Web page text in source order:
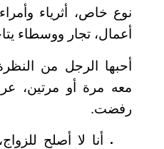
نوع خاص، أثرياء
أعمال، تجار ووسطاء
أحبها الرجل من
معه مرة أو مرتين،
رفضت.
أنا لا أصلح